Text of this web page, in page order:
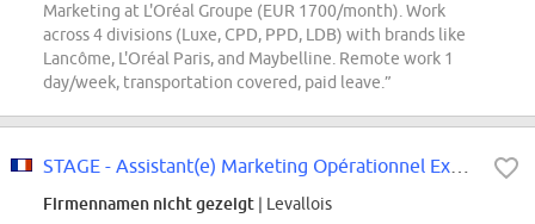
Marketing at L'Oréal Groupe (EUR 1700/month). Work
across 4 divisions (Luxe, CPD, PPD, LDB) with brands like
Lancôme, L'Oréal Paris, and Maybelline. Remote work 1
day/week, transportation covered, paid leave.”
Firmennamen nicht gezeigt | Levallois